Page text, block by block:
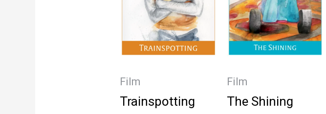
Film
Trainspotting
Film
The Shining